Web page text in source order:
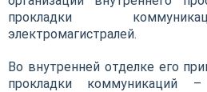
прокладки
электромагистралей.
Во внутренней отделке его
прокладки коммуникаций